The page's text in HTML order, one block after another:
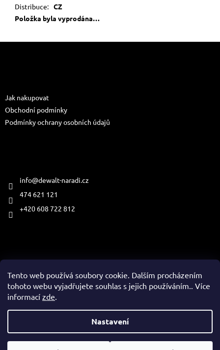
Tento web používá soubory cookie. Dalším procházením
tohoto webu vyjadřujete souhlas s jejich používáním.. Více
informací zde.
Nastavení
Distribuce: CZ
Položka byla vyprodána…
Jak nakupovat
Obchodní podmínky
Podmínky ochrany osobních údajů
info@dewalt-naradi.cz
474 621 121
+420 608 722 812
Copyright 2026www.dewalt-naradi.cz. Všechna práva